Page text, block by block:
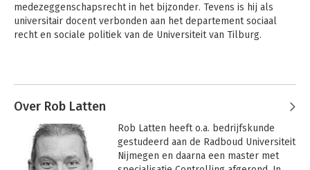
medezeggenschapsrecht in het bijzonder. Tevens is hij als
universitair docent verbonden aan het departement sociaal
recht en sociale politiek van de Universiteit van Tilburg.
verzorgt regelmatig post-academisch onderwijs.
Over Rob Latten
Rob Latten heeft o.a. bedrijfskunde
gestudeerd aan de Radboud Universiteit
Nijmegen en daarna een master met